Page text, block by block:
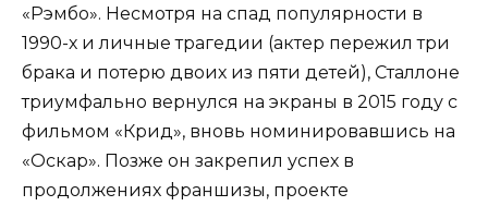
«Рэмбо». Несмотря на спад популярности в
1990-х и личные трагедии (актер пережил три
брака и потерю двоих из пяти детей), Сталлоне
триумфально вернулся на экраны в 2015 году с
фильмом «Крид», вновь номинировавшись на
«Оскар». Позже он закрепил успех в
продолжениях франшизы, проекте